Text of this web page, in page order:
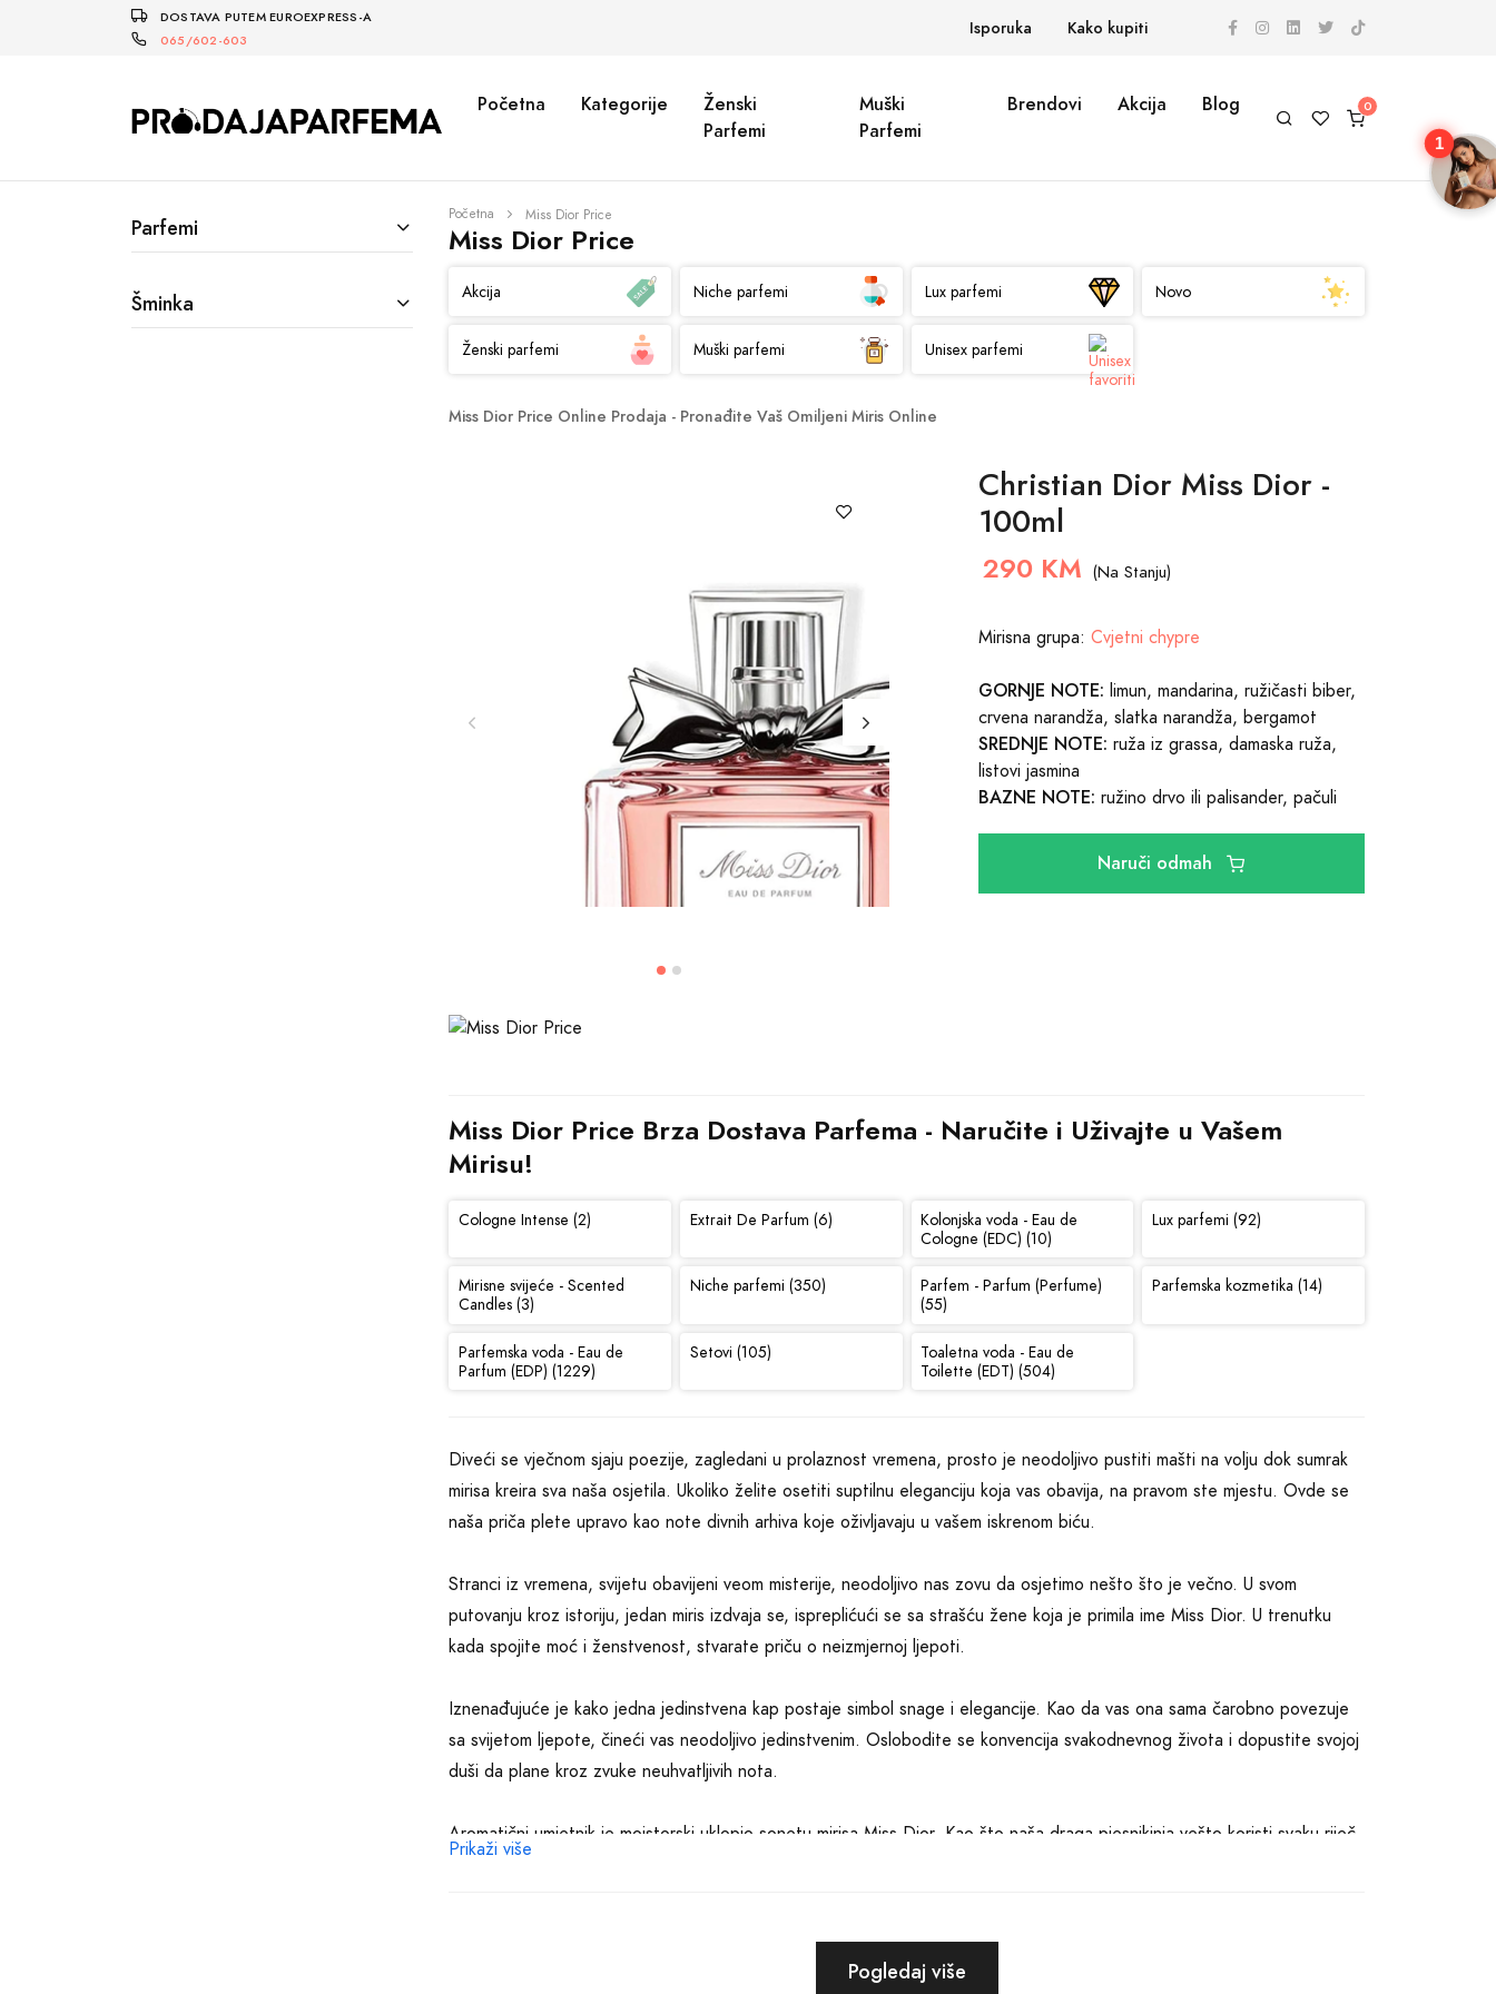
DOSTAVA PUTEM EUROEXPRESS-A
065/602-603
Isporuka Kako kupiti
Početna Kategorije
Ženski
Parfemi
Muški
Parfemi
Brendovi Akcija Blog
Parfemi
Šminka
Početna Miss Dior Price
Miss Dior Price
Akcija Niche parfemi Lux parfemi Novo
Ženski parfemi Muški parfemi Unisex parfemi
Miss Dior Price Online Prodaja - Pronađite Vaš Omiljeni Miris Online
Christian Dior Miss Dior -
100ml
290 KM (Na Stanju)
Mirisna grupa: Cvjetni chypre
GORNJE NOTE: limun, mandarina, ružičasti biber,
crvena narandža, slatka narandža, bergamot
SREDNJE NOTE: ruža iz grassa, damaska ruža,
listovi jasmina
BAZNE NOTE: ružino drvo ili palisander, pačuli
Naruči odmah
Miss Dior Price Brza Dostava Parfema - Naručite i Uživajte u Vašem
Mirisu!
Cologne Intense (2) Extrait De Parfum (6)
Kolonjska voda - Eau de
Cologne (EDC) (10)
Lux parfemi (92)
Mirisne svijeće - Scented
Candles (3)
Niche parfemi (350)
Parfem - Parfum (Perfume)
(55)
Parfemska kozmetika (14)
Parfemska voda - Eau de
Parfum (EDP) (1229)
Setovi (105)
Toaletna voda - Eau de
Toilette (EDT) (504)
Diveći se vječnom sjaju poezije, zagledani u prolaznost vremena, prosto je neodoljivo pustiti mašti na volju dok sumrak
mirisa kreira sva naša osjetila. Ukoliko želite osetiti suptilnu eleganciju koja vas obavija, na pravom ste mjestu. Ovde se
naša priča plete upravo kao note divnih arhiva koje oživljavaju u vašem iskrenom biću.
Stranci iz vremena, svijetu obavijeni veom misterije, neodoljivo nas zovu da osjetimo nešto što je večno. U svom
putovanju kroz istoriju, jedan miris izdvaja se, ispreplićući se sa strašću žene koja je primila ime Miss Dior. U trenutku
kada spojite moć i ženstvenost, stvarate priču o neizmjernoj ljepoti.
Iznenađujuće je kako jedna jedinstvena kap postaje simbol snage i elegancije. Kao da vas ona sama čarobno povezuje
sa svijetom ljepote, čineći vas neodoljivo jedinstvenim. Oslobodite se konvencija svakodnevnog života i dopustite svojoj
duši da plane kroz zvuke neuhvatljivih nota.
Aromatični umjetnik je mojstorski uklopio sonetu mirisa Miss Dior. Kao što naša draga pjesnikinja vešto koristi svaku riječ
Uz sebišnost pomalo boemskog duha, uzdižemo se iznad svakodnevnosti. Kroz parfem Miss Dior, mirisni poljubac koji se
Prikaži više
Pogledaj više
1